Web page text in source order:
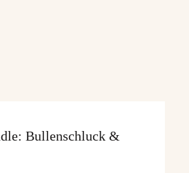
Bullenschluck &